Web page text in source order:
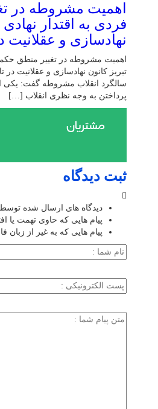
اهمیت مشروطه در
فردی به اقتدار
نهادسازی و
اهمیت مشروطه در تغییر منطق
تبریز کانون نهادسازی و عقلانیت
سالگرد انقلاب مشروطه گفت: یکی
پرداختن به وجه نظری انقلاب […]
ثبت دیدگاه
دیدگاه های ارسال شده
پیام هایی که حاوی تهمت یا
پیام هایی که به غیر از